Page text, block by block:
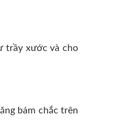
trầy xước và cho
bám chắc trên